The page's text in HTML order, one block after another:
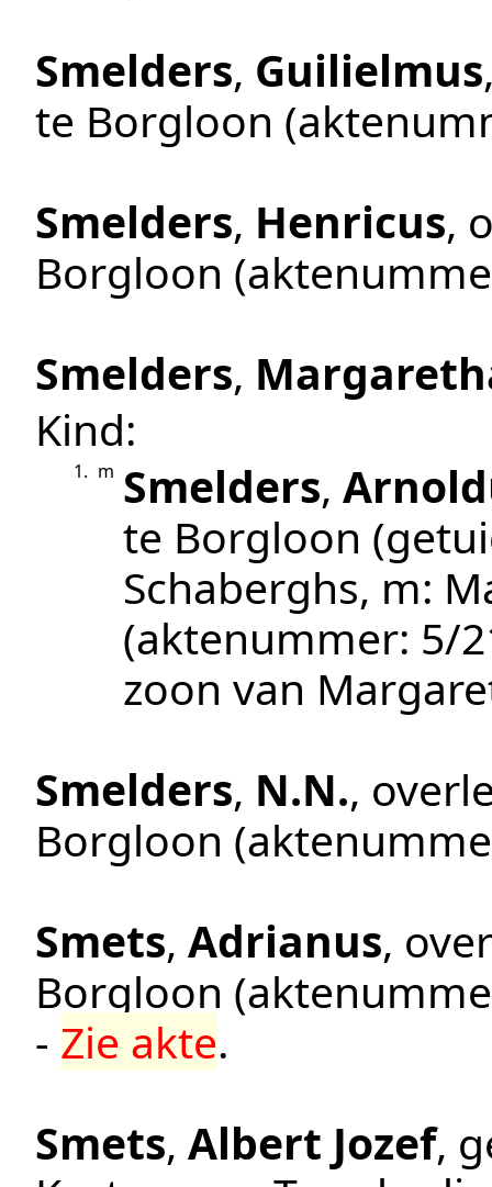
Smelders, Guilielmus
te Borgloon
Smelders, Henricus,
Borgloon
Smelders,
Kind:
1. m Smelders,
te Borgloon
Schaberghs, m:
(aktenummer: 5/
zoon van
Smelders, N.N.,
Borgloon
Smets, Adrianus,
Borgloon
- Zie akte.
Smets, Albert Jozef,